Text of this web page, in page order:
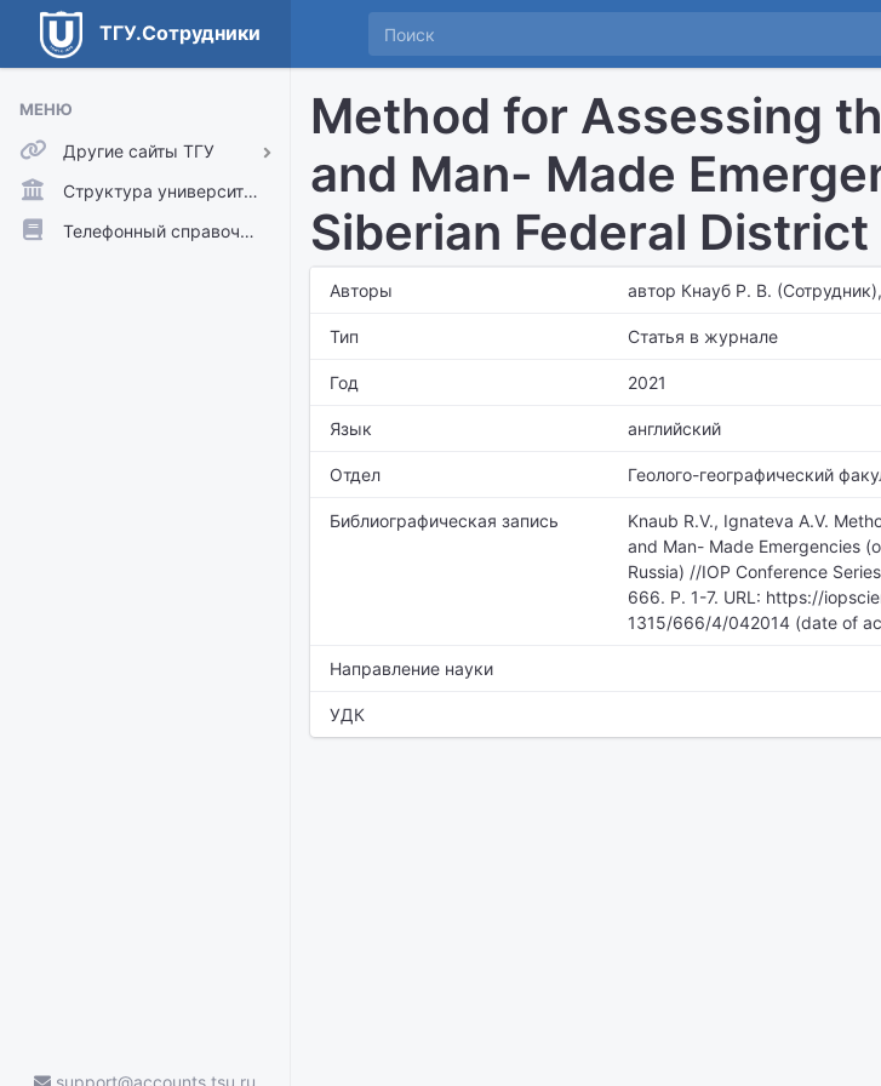
ТГУ.Сотрудники
МЕНЮ
Другие сайты ТГУ
ТГУ.Аккаунты
ТГУ.Расписание
Структура университета
Телефонный справочник
support@accounts.tsu.ru
Method for Assessing
and Man- Made
Siberian Federal District
Авторы автор Кнауб Р. В.
Тип Статья в журнале
Год 2021
Язык английский
Отдел Геолого-географический
Библиографическая запись
Knaub R.V., Ignateva A.V.
and Man- Made Emergencies
Russia) //IOP Conference
666. P. 1-7. URL: https://
1315/666/4/042014 (date of
Направление науки
УДК